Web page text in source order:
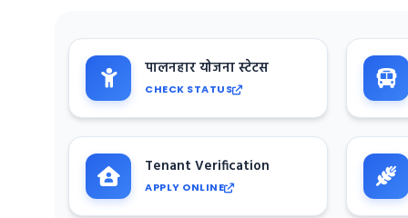
पालनहार योजना स्टेटस
CHECK STATUS
Tenant Verification
APPLY ONLINE